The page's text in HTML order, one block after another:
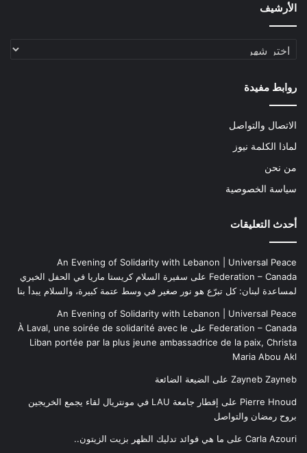
الأرشيف
الأرشيف
روابط مفيدة
الاتصال والتواصل
لماذا الكلمة نيوز
من نحن
سياسة الخصوصية
أحدث التعليقات
An Evening of Solidarity with Lebanon | Universal Peace
Federation – Canada على سفيرة السلام كريستا ماريا في الحفل الخيري
لمساعدة لبنان: كل تبرّع هو نور صغير في وسط عتمة كبيرة، والسلام يبدأ بنا
An Evening of Solidarity with Lebanon | Universal Peace
Federation – Canada على À Laval, une soirée de solidarité avec le
Liban portée par la plus jeune ambassadrice de la paix, Christa
Maria Abou Akl
Zayneb Zayneb على الضيعة الضائعة
Pierre Hnoud على
إفطار جامعة LAU في مونتريال لقاء يجمع الخريجين
بروح رمضان والتواصل
Carla Azouri على ما هي فوائد تدليك الظهر بزيت الزيتون..